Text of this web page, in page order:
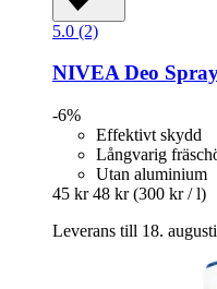
5.0 (2)
NIVEADeo
-6%
Effektivt skydd
Långvarig
Utan aluminium
45 kr 48 kr (300 kr / l)
Leverans till 18. augusti